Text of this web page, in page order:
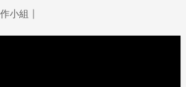
小組 ｜